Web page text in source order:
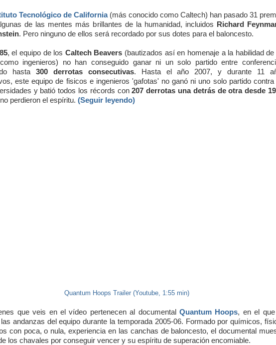
Tecnológico de California(más conocido como Caltech) han pasado 31
de las mentes más brillantes de la humanidad, incluidos Richard
. Pero ninguno de ellos será recordado por sus dotes para el baloncesto.
, el equipo de los Caltech Beavers (bautizados así en homenaje a la habilidad de
ingenieros) no han conseguido ganar ni un solo partido entre
hasta 300 derrotas consecutivas. Hasta el año 2007, y durante 11
este equipo de fisicos e ingenieros 'gafotas' no ganó ni uno solo partido contra
y batió todos los récords con207 derrotas una detrás de otra desde
perdieron el espíritu. (Seguir leyendo)
Quantum Hoops Trailer (Youtube, 1:55 min)
que veis en el vídeo pertenecen al documental Quantum Hoops, en el
las andanzas del equipo durante la temporada 2005-06. Formado por químicos,
con poca, o nula, experiencia en las canchas de baloncesto, el documental
los chavales por conseguir vencer y su espíritu de superación encomiable.